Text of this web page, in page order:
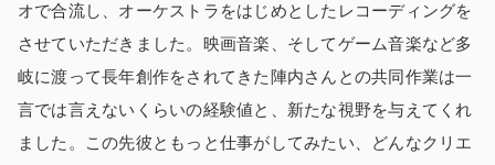
オで合流し、オーケストラをはじめとしたレコーディングを
させていただきました。映画音楽、そしてゲーム音楽など多
岐に渡って長年創作をされてきた陣内さんとの共同作業は一
言では言えないくらいの経験値と、新たな視野を与えてくれ
ました。この先彼ともっと仕事がしてみたい、どんなクリエ